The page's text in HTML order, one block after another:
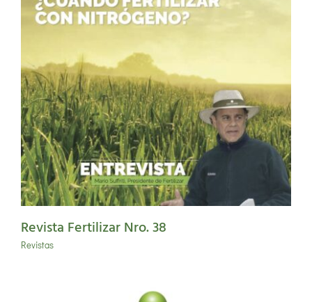
Revista Fertilizar Nro. 38
Revistas